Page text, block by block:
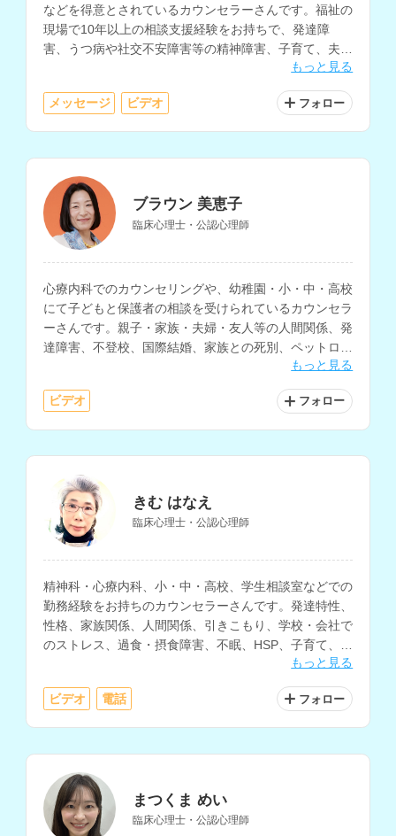
などを得意とされているカウンセラーさんです。福祉の
現場で10年以上の相談支援経験をお持ちで、発達障
害、うつ病や社交不安障害等の精神障害、子育て、夫婦
関係、ひきこもり、生きづらさの相談などに対応されて
もっと見る
メッセージ ビデオ フォロー
ブラウン 美恵子
臨床心理士・公認心理師
心療内科でのカウンセリングや、幼稚園・小・中・高校
にて子どもと保護者の相談を受けられているカウンセラ
ーさんです。親子・家族・夫婦・友人等の人間関係、発
達障害、不登校、国際結婚、家族との死別、ペットロス
などの相談にも対応され、行政機関で乳幼児の子育て相
もっと見る
ビデオ フォロー
きむ はなえ
臨床心理士・公認心理師
精神科・心療内科、小・中・高校、学生相談室などでの
勤務経験をお持ちのカウンセラーさんです。発達特性、
性格、家族関係、人間関係、引きこもり、学校・会社で
のストレス、過食・摂食障害、不眠、HSP、子育て、ト
ラウマケア、LGBTQなど、様々な相談に対応されてい
ます。
もっと見る
ビデオ 電話 フォロー
まつくま めい
臨床心理士・公認心理師